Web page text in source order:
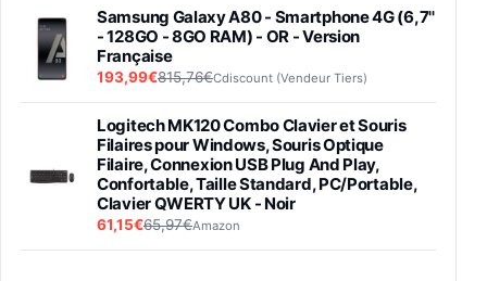
Samsung Galaxy A80 - Smartphone 4G (6,7''
- 128GO - 8GO RAM) - OR - Version
Française
193,99€815,76€Cdiscount (Vendeur Tiers)
Logitech MK120 Combo Clavier et Souris
Filaires pour Windows, Souris Optique
Filaire, Connexion USB Plug And Play,
Confortable, Taille Standard, PC/Portable,
Clavier QWERTY UK - Noir
61,15€65,97€Amazon